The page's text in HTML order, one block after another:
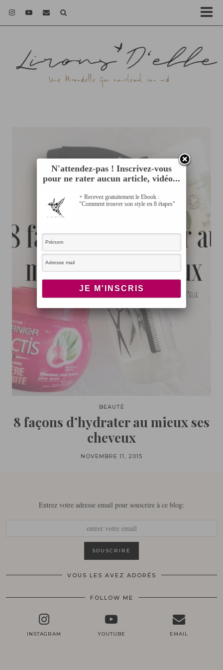
BEAUTÉ
8 façons d’hydrater au mieux ses
cheveux
NOVEMBRE 11, 2015
Entrez votre adresse email pour souscrire à ce blog:
VOUS LES AVEZ ADORÉS
FOLLOW ME
INSTAGRAM YOUTUBE EMAIL
N'attendez-pas ! Inscrivez-vous
pour ne rater aucun article, vidéo...
+ Recevez gratuitement le Ebook :
"Comment trouver son style en 8 étapes"